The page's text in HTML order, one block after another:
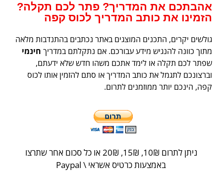
אהבתכם את המדריך? פתר לכם תקלה?
הזמינו את כותב המדריך לכוס קפה
גולשים יקרים, התכנים המוצגים באתר נכתבים בהתנדבות מלאה
מתוך כוונה להנגיש מידע עבורכם. אם נתקלתם במדריך חינמי
שפתר לכם תקלה או לימד אתכם משהו חדש שלא ידעתם,
וברצונכם לתגמל את כותב המדריך או סתם להזמין אותו לכוס
קפה, הינכם יותר ממוזמנים לתרום.
ניתן לתרום 10 ₪
, 15
₪
, 20
₪
או כל סכום אחר שתרצו
באמצעות כרטיס אשראי \ Paypal